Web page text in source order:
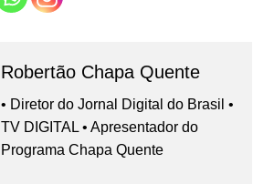
Robertão Chapa Quente
• Diretor do Jornal Digital do Brasil •
TV DIGITAL • Apresentador do
Programa Chapa Quente